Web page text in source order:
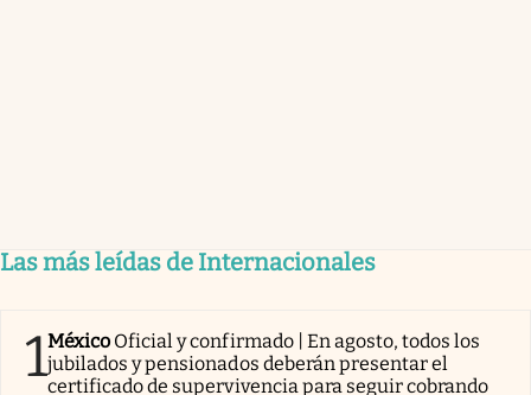
Las más leídas de Internacionales
1México Oficial y confirmado | En agosto, todos los
jubilados y pensionados deberán presentar el
certificado de supervivencia para seguir cobrando